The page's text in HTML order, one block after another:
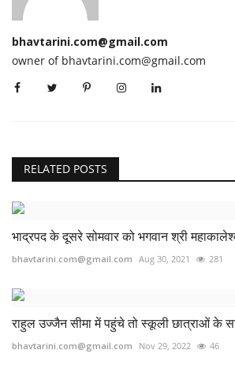
bhavtarini.com@gmail.com
owner of bhavtarini.com@gmail.com
RELATED POSTS
भाद्रपद के दूसरे सोमवार को भगवान श्री
bhavtarini.com@gmail.com Aug 30, 2021 281
राहुल उज्जैन सीमा में पहुंचे तो स्कूली छात्राओं के
bhavtarini.com@gmail.com Nov 29, 2022 46